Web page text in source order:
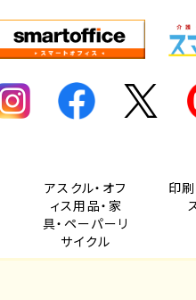
アスクル・オフ
ィス用品・家
具・ペーパーリ
サイクル
印刷